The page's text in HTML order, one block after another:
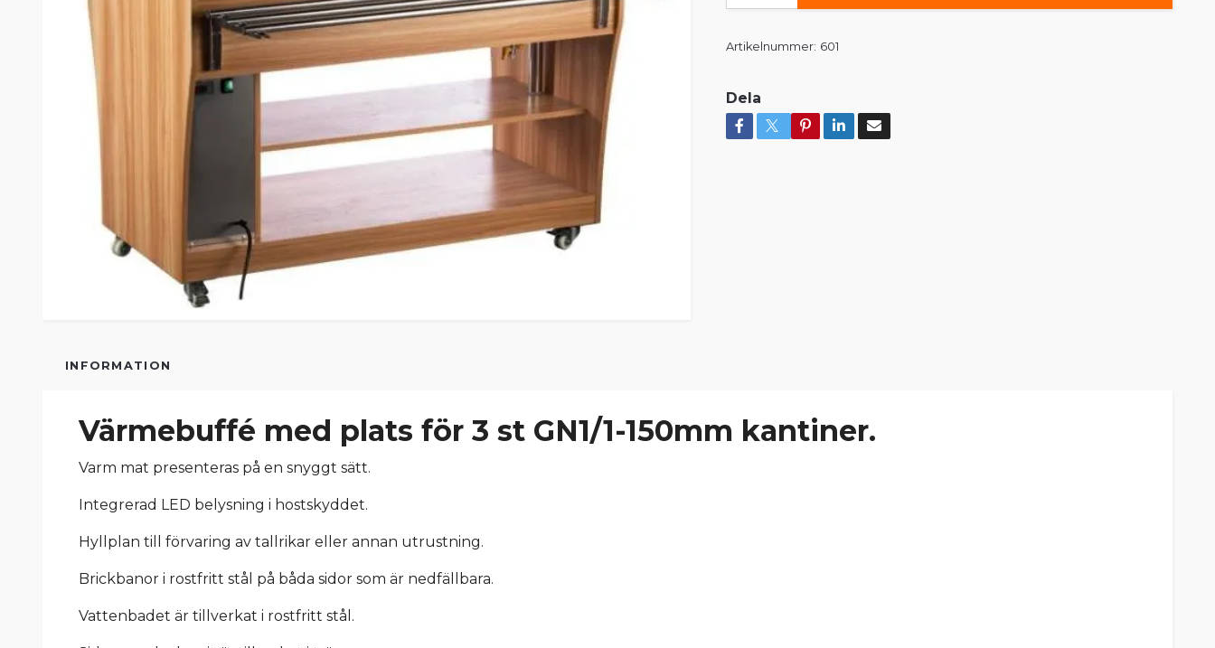
Artikelnummer: 601
Dela
INFORMATION
Värmebuffé med plats för 3 st GN1/1-150mm kantiner.
Varm mat presenteras på en snyggt sätt.
Integrerad LED belysning i hostskyddet.
Hyllplan till förvaring av tallrikar eller annan utrustning.
Brickbanor i rostfritt stål på båda sidor som är nedfällbara.
Vattenbadet är tillverkat i rostfritt stål.